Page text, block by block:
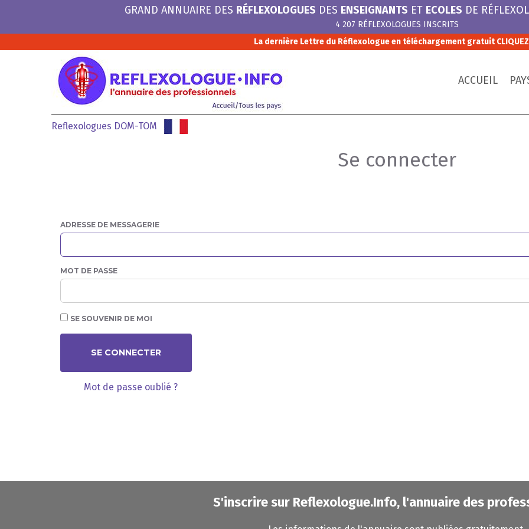
GRAND ANNUAIRE DES RÉFLEXOLOGUES DES ENSEIGNANTS ET ECOLES DE
4 207 RÉFLEXOLOGUES INSCRITS
La dernière Lettre du Réflexologue en téléchargement gratuit
ACCUEIL
Reflexologues DOM-TOM
Se connecter
ADRESSE DE MESSAGERIE
MOT DE PASSE
SE SOUVENIR DE MOI
SE CONNECTER
Mot de passe oublié ?
S'inscrire sur Reflexologue.Info, l'annuaire des